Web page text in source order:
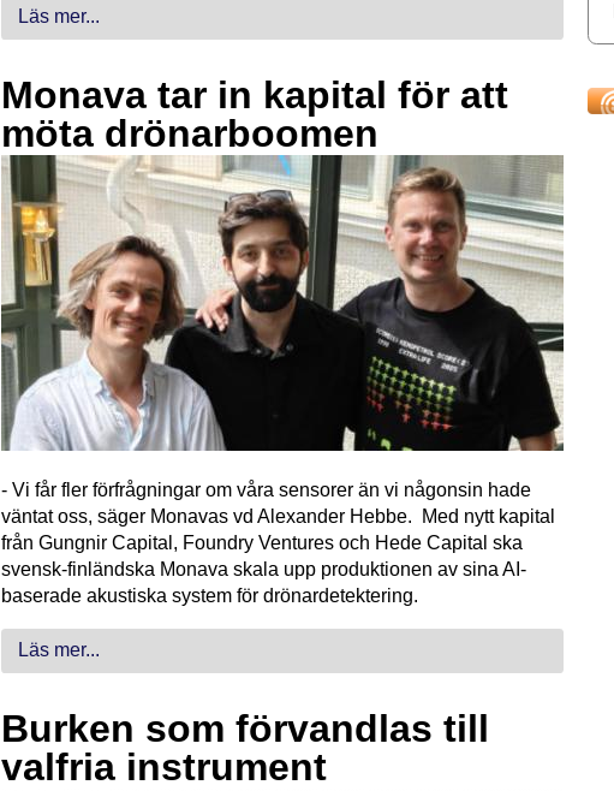
Läs mer...
Monava tar in kapital för att
möta drönarboomen
- Vi får fler förfrågningar om våra sensorer än vi någonsin hade
väntat oss, säger Monavas vd Alexander Hebbe. Med nytt kapital
från Gungnir Capital, Foundry Ventures och Hede Capital ska
svensk-finländska Monava skala upp produktionen av sina AI-
baserade akustiska system för drönardetektering.
Läs mer...
Burken som förvandlas till
valfria instrument